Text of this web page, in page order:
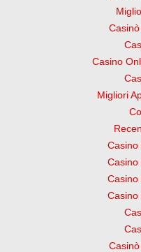
Casino
Migliori
Casino
Casino
Casino
Casino